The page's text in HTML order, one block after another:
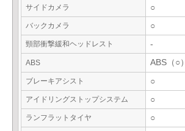
サイドカメラ ○
バックカメラ ○
頸部衝撃緩和ヘッドレスト -
ABS ABS（○）
ブレーキアシスト ○
アイドリングストップシステム ○
ランフラットタイヤ ○